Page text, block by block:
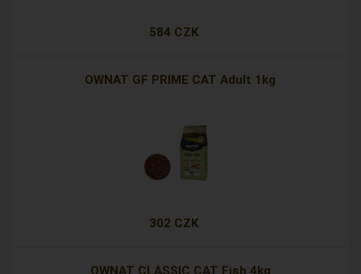
584 CZK
OWNAT GF PRIME CAT Adult 1kg
302 CZK
OWNAT CLASSIC CAT Fish 4kg